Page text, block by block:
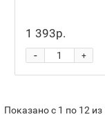
1 393р.
+
-
Показано с 1 по 12 из